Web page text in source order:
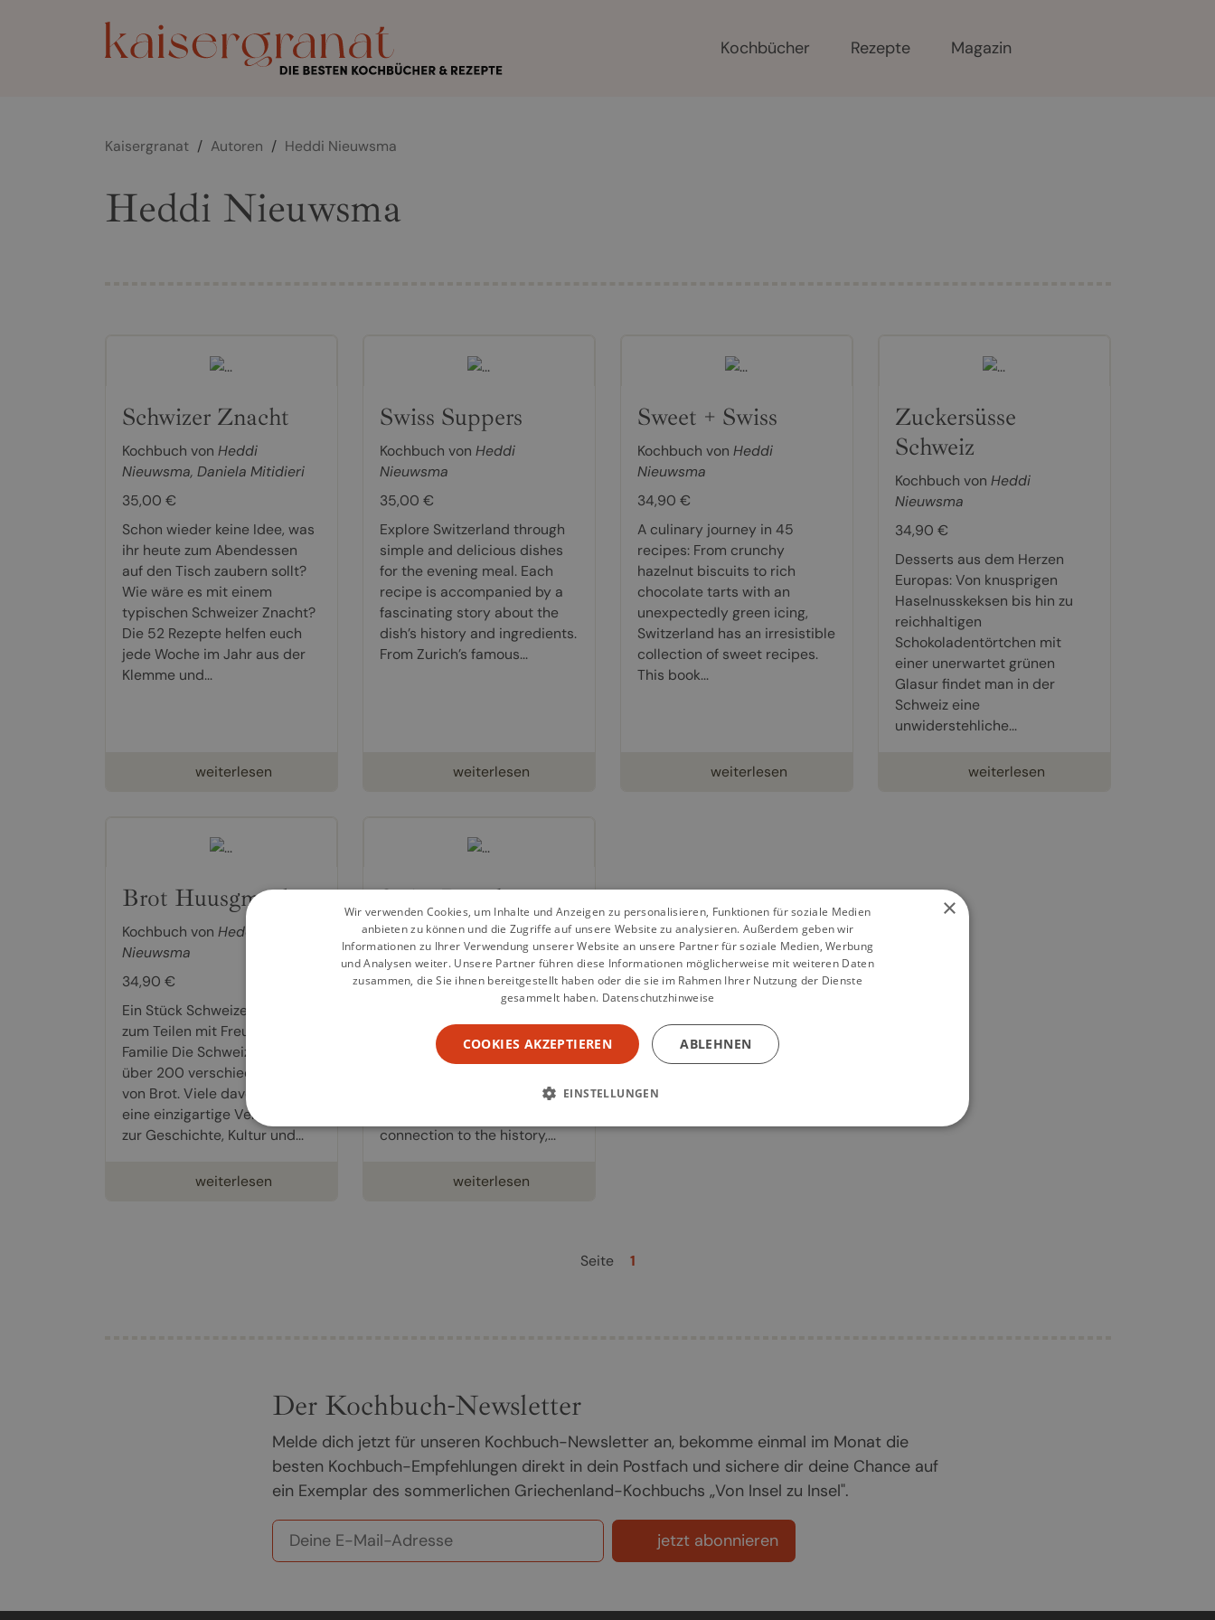
Kochbücher Rezepte Magazin
Kaisergranat / Autoren / Heddi Nieuwsma
Heddi Nieuwsma
Schwizer Znacht
Kochbuch von Heddi
Nieuwsma, Daniela Mitidieri
35,00 €
Schon wieder keine Idee, was
ihr heute zum Abendessen
auf den Tisch zaubern sollt?
Wie wäre es mit einem
typischen Schweizer Znacht?
Die 52 Rezepte helfen euch
jede Woche im Jahr aus der
Klemme und...
weiterlesen
Swiss Suppers
Kochbuch von Heddi
Nieuwsma
35,00 €
Explore Switzerland through
simple and delicious dishes
for the evening meal. Each
recipe is accompanied by a
fascinating story about the
dish’s history and ingredients.
From Zurich’s famous...
weiterlesen
Sweet + Swiss
Kochbuch von Heddi
Nieuwsma
34,90 €
A culinary journey in 45
recipes: From crunchy
hazelnut biscuits to rich
chocolate tarts with an
unexpectedly green icing,
Switzerland has an irresistible
collection of sweet recipes.
This book...
weiterlesen
Zuckersüsse
Schweiz
Kochbuch von Heddi
Nieuwsma
34,90 €
Desserts aus dem Herzen
Europas: Von knusprigen
Haselnusskeksen bis hin zu
reichhaltigen
Schokoladentörtchen mit
einer unerwartet grünen
Glasur findet man in der
Schweiz eine
unwiderstehliche...
weiterlesen
Brot Huusgmacht
Kochbuch von Heddi
Nieuwsma
34,90 €
Ein Stück Schweizer Tradition
zum Teilen mit Freunden und
Familie Die Schweiz kennt
über 200 verschiedene Arten
von Brot. Viele davon haben
eine einzigartige Verbindung
zur Geschichte, Kultur und...
weiterlesen
Swiss Bread
Kochbuch vonHeddi
Nieuwsma
34,90 €
A piece of Swiss tradition to
share with your friends and
family In Switzerland, you will
connection to the history,...
weiterlesen
Seite 1
Der Kochbuch-Newsletter
Melde dich jetzt für unseren Kochbuch-Newsletter an, bekomme einmal im Monat die
besten Kochbuch-Empfehlungen direkt in dein Postfach und sichere dir deine Chance auf
ein Exemplar des sommerlichen Griechenland-Kochbuchs „Von Insel zu Insel".
jetzt abonnieren
×
Wir verwenden Cookies, um Inhalte und Anzeigen zu personalisieren, Funktionen für soziale Medien
anbieten zu können und die Zugriffe auf unsere Website zu analysieren. Außerdem geben wir
Informationen zu Ihrer Verwendung unserer Website an unsere Partner für soziale Medien, Werbung
und Analysen weiter. Unsere Partner führen diese Informationen möglicherweise mit weiteren Daten
zusammen, die Sie ihnen bereitgestellt haben oder die sie im Rahmen Ihrer Nutzung der Dienste
gesammelt haben. Datenschutzhinweise
COOKIES AKZEPTIEREN ABLEHNEN
EINSTELLUNGEN